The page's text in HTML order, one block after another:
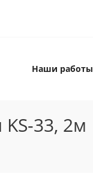
Наши работы
33, 2м